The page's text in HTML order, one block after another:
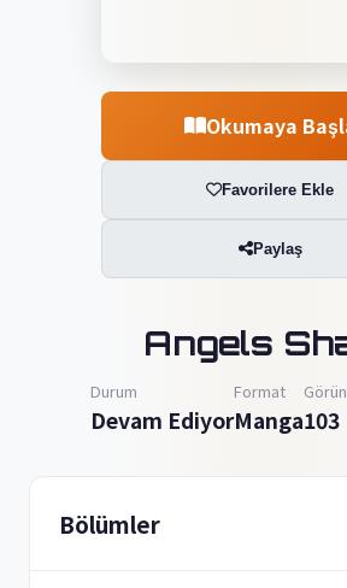
Okumaya
Favorilere Ekle
Paylaş
Angels
Durum
Devam Ediyor
Format
Manga103
Bölümler